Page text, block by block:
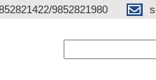
9852821980